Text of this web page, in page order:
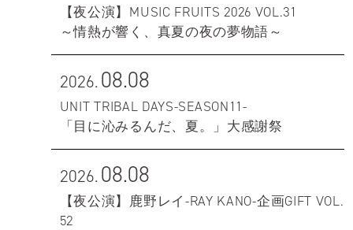
【夜公演】MUSIC FRUITS 2026 VOL.31
～情熱が響く、真夏の夜の夢物語～
2026.08.08
UNIT TRIBAL DAYS-SEASON11-
「目に沁みるんだ、夏。」大感謝祭
2026.08.08
【夜公演】鹿野レイ-RAY KANO-企画GIFT VOL.
52